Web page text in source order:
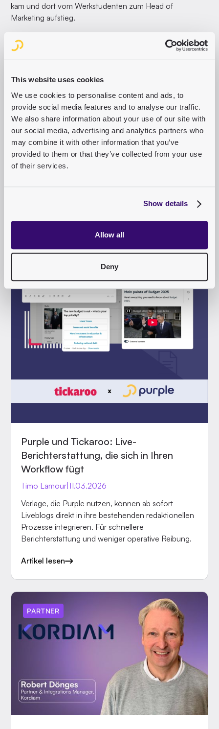
This website uses cookies
We use cookies to personalise content and ads, to
provide social media features and to analyse our traffic.
We also share information about your use of our site with
our social media, advertising and analytics partners who
may combine it with other information that you’ve
provided to them or that they’ve collected from your use
of their services.
Show details
Allow all
Deny
kam und dort vom Werkstudenten zum Head of
Marketing aufstieg.
RESSOURCEN
Mehr Praxis. Mehr
Details.
Wenn Sie tiefer einsteigen möchten, finden Sie hier Case
Redaktionsalltag, mit konkreten Use Cases, Learnings und
Purple und Tickaroo: Live-
Berichterstattung, die sich in Ihren
Workflow fügt
Timo Lamour |11.03.2026
Verlage, die Purple nutzen, können ab sofort
Liveblogs direkt in ihre bestehenden redaktionellen
Prozesse integrieren. Für schnellere
Berichterstattung und weniger operative Reibung.
Artikel lesen
PARTNER